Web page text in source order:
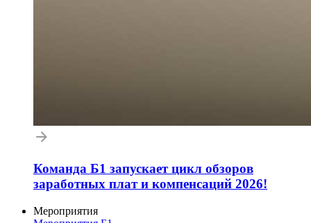
Команда Б1 запускает цикл обзоров
заработных плат и компенсаций 2026!
Мероприятия